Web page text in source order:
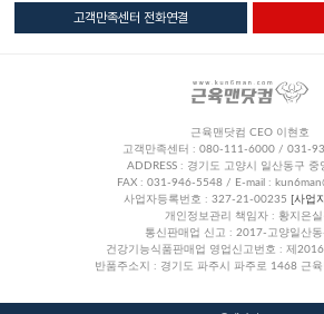
고객만족센터 전화연결
근육맨닷컴 CEO 이현호
고객만족센터 : 080-111-6000 / 031-
ADDRESS : 경기도 고양시 일산동구 중
FAX : 031-946-5548 / E-mail :
사업자등록번호 : 327-21-00235 [사업
개인정보관리 책임자 : 황지은
통신판매업 신고 : 2017-고양일산
건강기능식품판매업 영업신고번호 : 제
반품주소지 : 경기도 파주시 파주로 1468 근육